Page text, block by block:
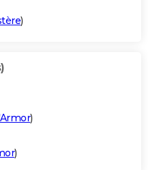
)
)
)